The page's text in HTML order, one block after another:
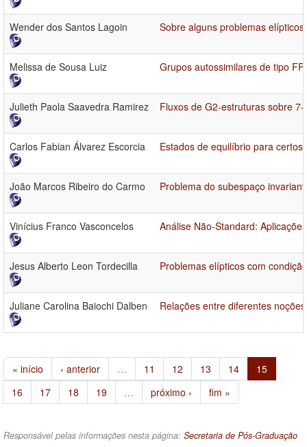
Wender dos Santos Lagoin Sobre alguns problemas
Melissa de Sousa Luiz Grupos autossimilares de tipo
Julieth Paola Saavedra Ramirez Fluxos de G2-estruturas sobre
Carlos Fabian Álvarez Escorcia Estados de equilíbrio para
João Marcos Ribeiro do Carmo Problema do subespaço
Vinícius Franco Vasconcelos Análise Não-Standard:
Jesus Alberto Leon Tordecilla Problemas elípticos com
Juliane Carolina Baiochi Dalben Relações entre diferentes
« início ‹ anterior … 11 12 13 14
15
16
17 18 19 … próximo › fim »
Responsável pelas informações nesta página: Secretaria de Pós-Graduação